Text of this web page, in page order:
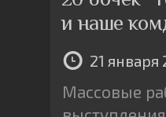
и наше
21 января
Массовые